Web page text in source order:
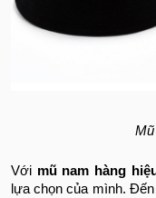
Mũ
Với mũ nam hàng
lựa chọn của mình.